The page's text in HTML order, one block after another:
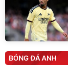
BÓNG ĐÁ ANH